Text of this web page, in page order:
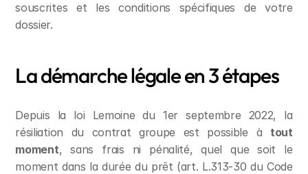
souscrites et les conditions spécifiques de votre
dossier.
La démarche légale en 3 étapes
Depuis la loi Lemoine du 1er septembre 2022, la
résiliation du contrat groupe est possible à tout
moment, sans frais ni pénalité, quel que soit le
moment dans la durée du prêt (art. L.313-30 du Code